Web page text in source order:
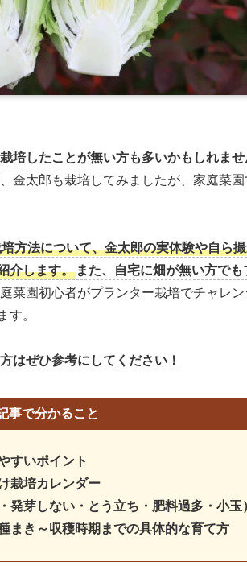
栽培したことが無い方も多いかもしれま
金太郎も栽培してみましたが、家庭菜園
方法について、金太郎の実体験や自ら
介します。 また、自宅に畑が無い方で
菜園初心者がプランター栽培でチャレ
す。
はぜひ参考にしてください！
事で分かること
すいポイント
栽培カレンダー
芽しない・とう立ち・肥料過多・小玉
まき～収穫時期までの具体的な育て方